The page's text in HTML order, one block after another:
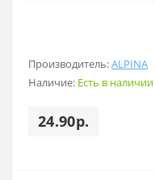
Производитель:ALPINA
Наличие: Есть в наличии
24.90р.